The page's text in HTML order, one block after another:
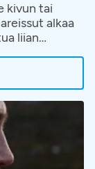
kivun tai
alkaa
liian
voi hakeutua